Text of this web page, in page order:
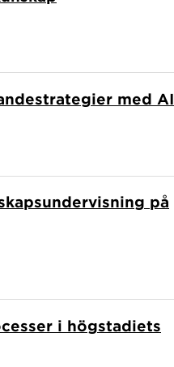
med AI
på
i högstadiets